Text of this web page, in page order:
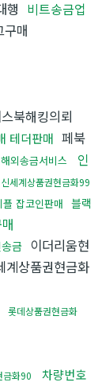
행 비트송금업
구매
북해킹의뢰
테더판매 페북
해외송금서비스
인
신세계상품권현금화99
잡코인판매 블랙
금 이더리움현
계상품권현금화
롯데상품권현금화
금화90
차량번호